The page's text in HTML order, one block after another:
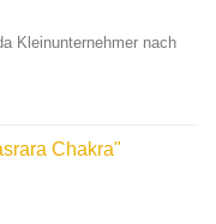
Kleinunternehmer nach
Chakra"